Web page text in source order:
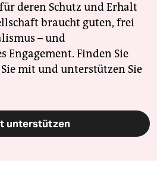
deren Schutz und Erhalt
braucht guten, frei
– und
Engagement. Finden Sie
mit und unterstützen Sie
unterstützen